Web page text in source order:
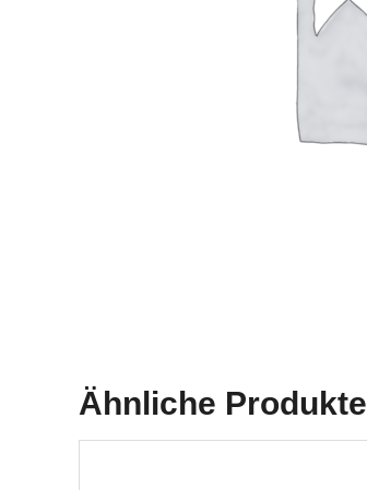
Ähnliche Produkte